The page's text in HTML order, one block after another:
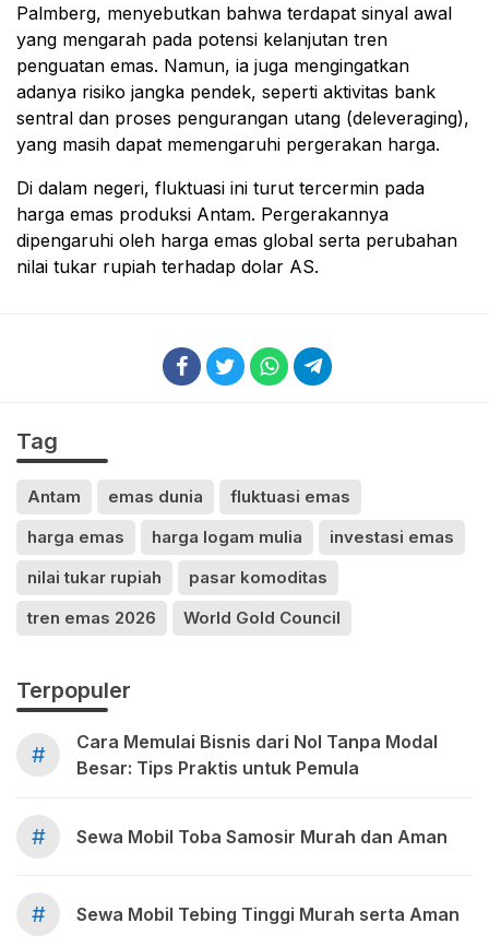
Palmberg, menyebutkan bahwa terdapat sinyal awal
yang mengarah pada potensi kelanjutan tren
penguatan emas. Namun, ia juga mengingatkan
adanya risiko jangka pendek, seperti aktivitas bank
sentral dan proses pengurangan utang (deleveraging),
yang masih dapat memengaruhi pergerakan harga.
Di dalam negeri, fluktuasi ini turut tercermin pada
harga emas produksi Antam. Pergerakannya
dipengaruhi oleh harga emas global serta perubahan
nilai tukar rupiah terhadap dolar AS.
Tag
Antam emas dunia
fluktuasi emas
harga emas
harga logam mulia
investasi emas
nilai tukar rupiah
pasar komoditas
tren emas 2026
World Gold Council
Terpopuler
#
Cara Memulai Bisnis dari Nol Tanpa Modal
Besar: Tips Praktis untuk Pemula
# Sewa Mobil Toba Samosir Murah dan Aman
# Sewa Mobil Tebing Tinggi Murah serta Aman